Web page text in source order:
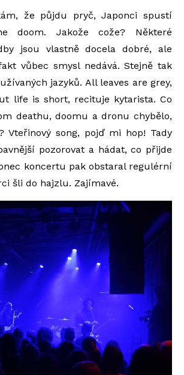
že půjdu pryč, Japonci spustí
doom. Jakože cože? Některé
jsou vlastně docela dobré, ale
vůbec smysl nedává. Stejně tak
jazyků. All leaves are grey,
life is short, recituje kytarista. Co
deathu, doomu a dronu chybělo,
Vteřinový song, pojď mi hop! Tady
pozorovat a hádat, co přijde
koncertu pak obstaral regulérní
šli do hajzlu. Zajímavé.